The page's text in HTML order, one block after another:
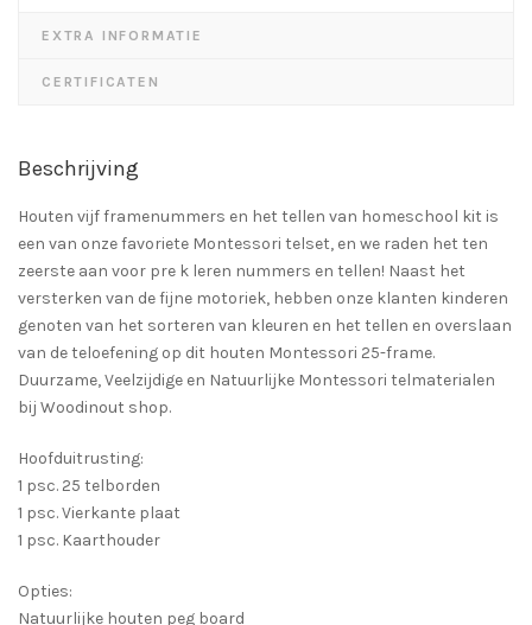
EXTRA INFORMATIE
CERTIFICATEN
Beschrijving
Houten vijf framenummers en het tellen van homeschool kit is
een van onze favoriete Montessori telset, en we raden het ten
zeerste aan voor pre k leren nummers en tellen! Naast het
versterken van de fijne motoriek, hebben onze klanten kinderen
genoten van het sorteren van kleuren en het tellen en overslaan
van de teloefening op dit houten Montessori 25-frame.
Duurzame, Veelzijdige en Natuurlijke Montessori telmaterialen
bij Woodinout shop.
Hoofduitrusting:
1 psc. 25 telborden
1 psc. Vierkante plaat
1 psc. Kaarthouder
Opties:
Natuurlijke houten peg board